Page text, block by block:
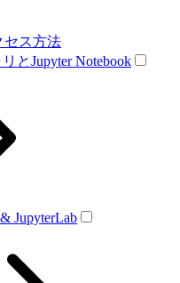
セス方法
とJupyter Notebook
JupyterLab